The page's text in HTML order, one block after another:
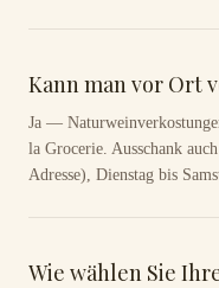
Kann man vor Ort
Ja —
la Grocerie. Ausschank
Adresse), Dienstag bis
Wie wählen Sie